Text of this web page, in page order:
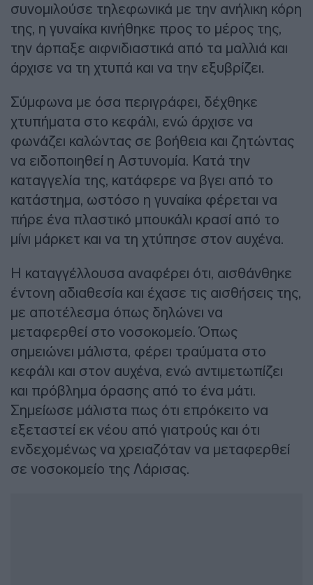
συνομιλούσε τηλεφωνικά με την ανήλικη κόρη
της, η γυναίκα κινήθηκε προς το μέρος της,
την άρπαξε αιφνιδιαστικά από τα μαλλιά και
άρχισε να τη χτυπά και να την εξυβρίζει.
Σύμφωνα με όσα περιγράφει, δέχθηκε
χτυπήματα στο κεφάλι, ενώ άρχισε να
φωνάζει καλώντας σε βοήθεια και ζητώντας
να ειδοποιηθεί η Αστυνομία. Κατά την
καταγγελία της, κατάφερε να βγει από το
κατάστημα, ωστόσο η γυναίκα φέρεται να
πήρε ένα πλαστικό μπουκάλι κρασί από το
μίνι μάρκετ και να τη χτύπησε στον αυχένα.
Η καταγγέλλουσα αναφέρει ότι, αισθάνθηκε
έντονη αδιαθεσία και έχασε τις αισθήσεις της,
με αποτέλεσμα όπως δηλώνει να
μεταφερθεί στο νοσοκομείο. Όπως
σημειώνει μάλιστα, φέρει τραύματα στο
κεφάλι και στον αυχένα, ενώ αντιμετωπίζει
και πρόβλημα όρασης από το ένα μάτι.
Σημείωσε μάλιστα πως ότι επρόκειτο να
εξεταστεί εκ νέου από γιατρούς και ότι
ενδεχομένως να χρειαζόταν να μεταφερθεί
σε νοσοκομείο της Λάρισας.